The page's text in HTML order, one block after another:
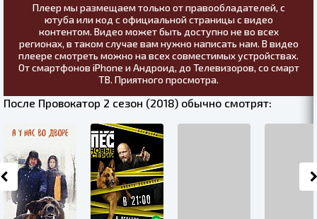
Плеер мы размещаем только от правообладателей, с
ютуба или код с официальной страницы с видео
контентом. Видео может быть доступно не во всех
регионах, в таком случае вам нужно написать нам. В видео
плеере смотреть можно на всех совместимых устройствах.
От смартфонов iPhone и Андроид, до Телевизоров, со смарт
ТВ. Приятного просмотра.
После Провокатор 2 сезон (2018) обычно смотрят: